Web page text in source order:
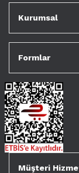
Kurumsal
Formlar
Müşteri